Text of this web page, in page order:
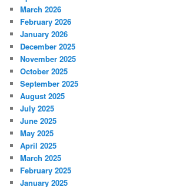
March 2026
February 2026
January 2026
December 2025
November 2025
October 2025
September 2025
August 2025
July 2025
June 2025
May 2025
April 2025
March 2025
February 2025
January 2025